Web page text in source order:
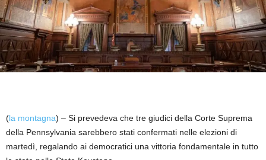
(la montagna) – Si prevedeva che tre giudici della Corte Suprema
della Pennsylvania sarebbero stati confermati nelle elezioni di
martedì, regalando ai democratici una vittoria fondamentale in tutto